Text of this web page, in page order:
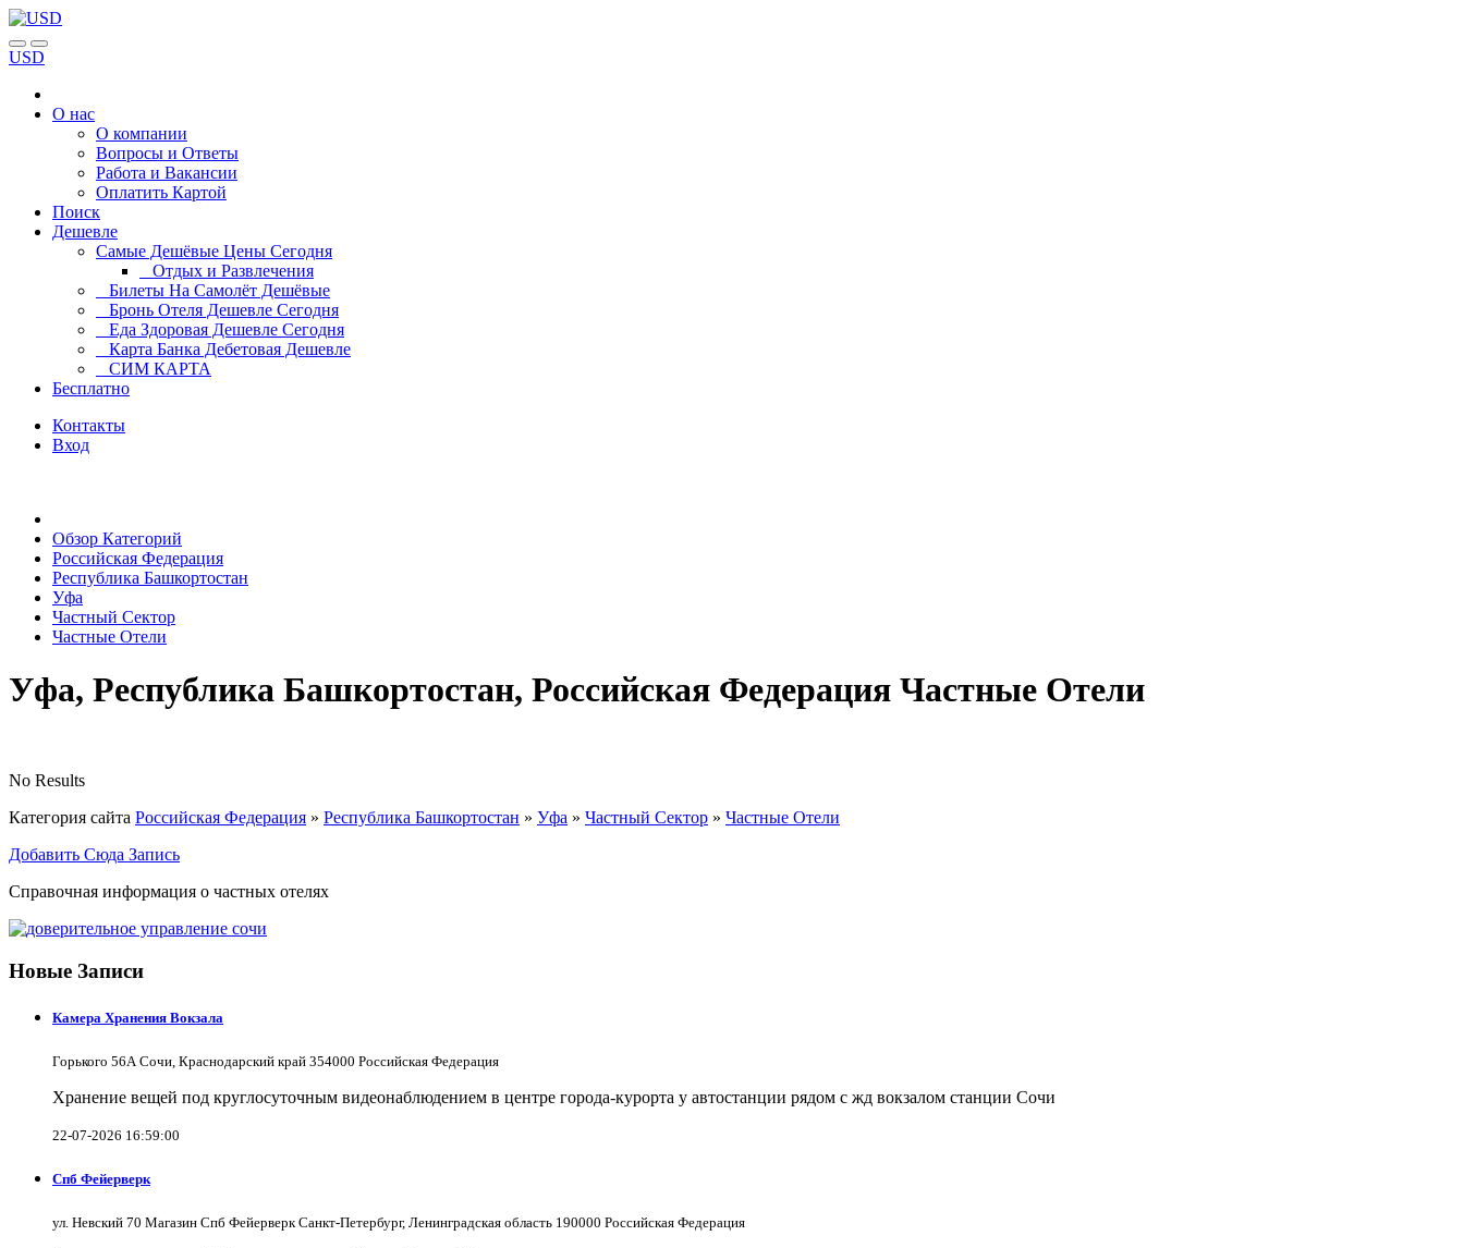
USD
О нас
О компании
Вопросы и Ответы
Работа и Вакансии
Оплатить Картой
Поиск
Дешевле
Самые Дешёвые Цены Сегодня
Отдых и Развлечения
Билеты На Самолёт Дешёвые
Бронь Отеля Дешевле Сегодня
Еда Здоровая Дешевле Сегодня
Карта Банка Дебетовая Дешевле
СИМ КАРТА
Бесплатно
Контакты
Вход
Обзор Категорий
Российская Федерация
Республика Башкортостан
Уфа
Частный Сектор
Частные Отели
Уфа, Республика Башкортостан, Российская Федерация Частные Отели
No Results
Категория сайта Российская Федерация » Республика Башкортостан » Уфа » Частный Сектор » Частные Отели
Добавить Сюда Запись
Справочная информация о частных отелях
Новые Записи
Камера Хранения Вокзала
Горького 56А Сочи, Краснодарский край 354000 Российская Федерация
Хранение вещей под круглосуточным видеонаблюдением в центре города-курорта у автостанции рядом с жд вокзалом станции Сочи
22-07-2026 16:59:00
Спб Фейерверк
ул. Невский 70 Магазин Спб Фейерверк Санкт-Петербург, Ленинградская область 190000 Российская Федерация